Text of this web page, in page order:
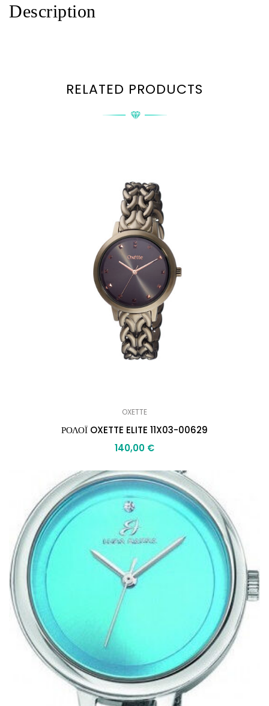
Description
RELATED PRODUCTS
OXETTE
ΡΟΛΟΪ OXETTE ELITE 11X03-00629
140,00 €